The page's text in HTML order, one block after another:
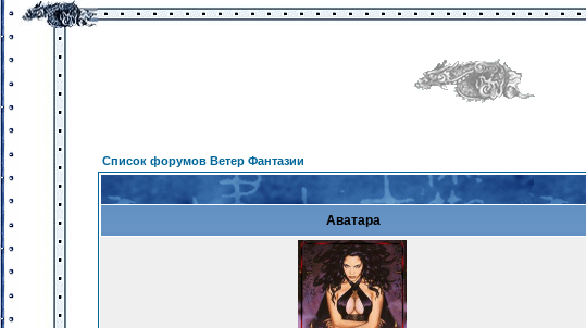
Список форумов Ветер Фантазии
Аватара